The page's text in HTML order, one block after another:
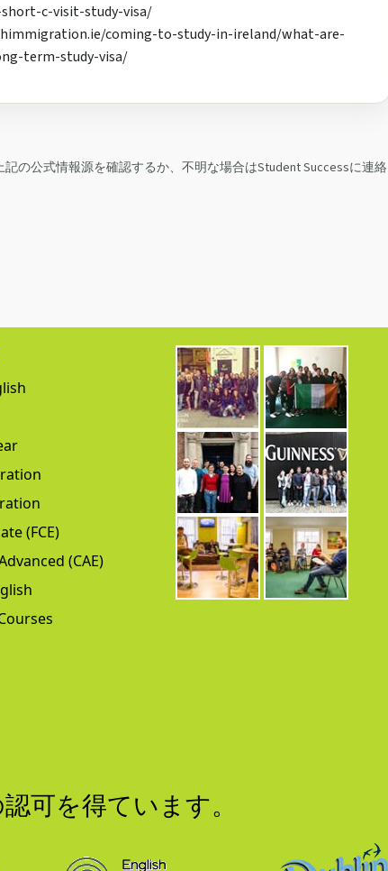
c-visit-study-visa/
coming-to-study-in-ireland/what-are-
term-study-visa/
の公式情報源を確認するか、不明な場合はStudent Successに連絡
(FCE)
(CAE)
可を得ています。